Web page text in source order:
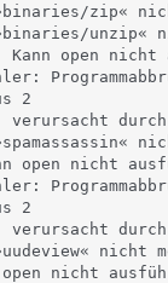
zip«
unzip«
open
2
open nicht
2
nicht
nicht